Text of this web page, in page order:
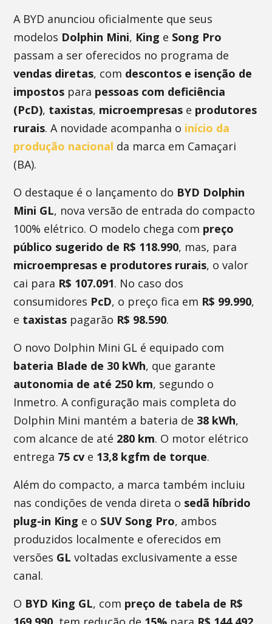
A BYD anunciou oficialmente que seus
modelos Dolphin Mini, King e Song Pro
passam a ser oferecidos no programa de
vendas diretas, com descontos e isenção de
impostos para pessoas com deficiência
(PcD), taxistas, microempresas e produtores
rurais. A novidade acompanha o início da
produção nacional da marca em Camaçari
(BA).
O destaque é o lançamento do BYD Dolphin
Mini GL, nova versão de entrada do compacto
100% elétrico. O modelo chega com preço
público sugerido de R$ 118.990, mas, para
microempresas e produtores rurais, o valor
cai para R$ 107.091. No caso dos
consumidores PcD, o preço fica em R$ 99.990,
e taxistas pagarão R$ 98.590.
O novo Dolphin Mini GL é equipado com
bateria Blade de 30 kWh, que garante
autonomia de até 250 km, segundo o
Inmetro. A configuração mais completa do
Dolphin Mini mantém a bateria de 38 kWh,
com alcance de até 280 km. O motor elétrico
entrega 75 cv e 13,8 kgfm de torque.
Além do compacto, a marca também incluiu
nas condições de venda direta o sedã híbrido
plug-in King e o SUV Song Pro, ambos
produzidos localmente e oferecidos em
versões GL voltadas exclusivamente a esse
canal.
O BYD King GL, com preço de tabela de R$